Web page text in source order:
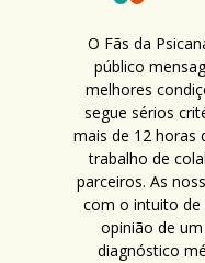
O Fãs da
público
melhores
segue sérios
mais de 12 horas
trabalho de
parceiros. As
com o intuito de
opinião de
diagnóstico